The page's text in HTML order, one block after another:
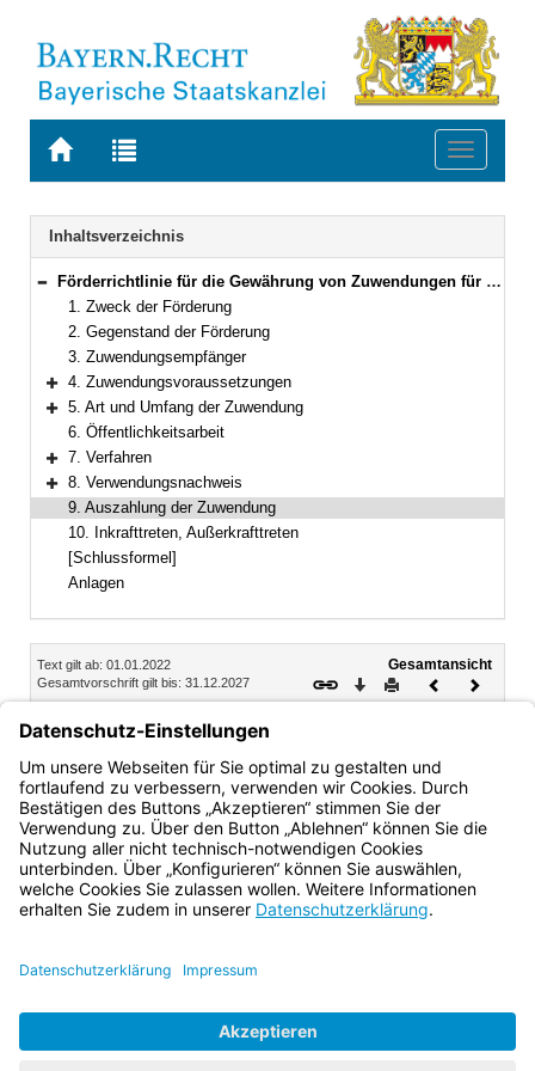
Zur
BAYERN.RECHT
Zur
letzten
Suche
Toggle
Navigation
Inhaltsverzeichnis
Bereich reduzieren
Förderrichtlinie für die Gewährung von Zuwendungen für Baumaßnahmen an Bildungseinrichtungen parteinaher politischer Stiftungen und Vereine
1. Zweck der Förderung
2. Gegenstand der Förderung
3. Zuwendungsempfänger
Bereich erweitern
4. Zuwendungsvoraussetzungen
Bereich erweitern
5. Art und Umfang der Zuwendung
6. Öffentlichkeitsarbeit
Bereich erweitern
7. Verfahren
Bereich erweitern
8. Verwendungsnachweis
9. Auszahlung der Zuwendung
10. Inkrafttreten, Außerkrafttreten
[Schlussformel]
Anlagen
Inhalt
Text gilt ab: 01.01.2022
Gesamtvorschrift gilt bis: 31.12.2027
Gesamtansicht
Download
DruckenVorheriges
Dokument
9. Auszahlung der Zuwendung
Die Zuwendung wird auf gesonderten Abruf entsprechend
Nr. 1.4 ANBest-P ausbezahlt.
Bayern.de
BayernPortal
Impressum